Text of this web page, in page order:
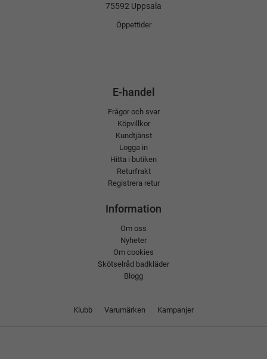
75592 Uppsala
Öppettider
E-handel
Frågor och svar
Köpvillkor
Kundtjänst
Logga in
Hitta i butiken
Returfrakt
Registrera retur
Information
Om oss
Nyheter
Om cookies
Skötselråd badkläder
Blogg
Klubb Varumärken Kampanjer